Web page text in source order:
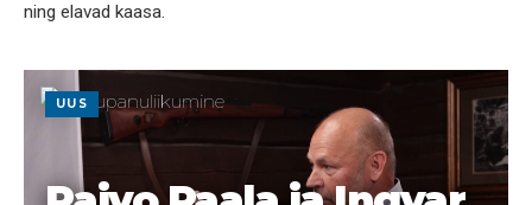
ning elavad kaasa.
UUS